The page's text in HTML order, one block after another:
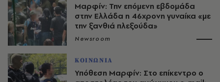
Μαρφίν: Την επόμενη εβδομάδα
στην Ελλάδα η 46χρονη γυναίκα «με
την ξανθιά πλεξούδα»
Newsroom
ΚΟΙΝΩΝΙΑ
Υπόθεση Μαρφίν: Στο επίκεντρο ο